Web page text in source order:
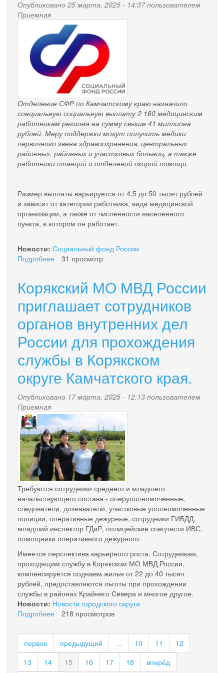
будущей
Опубликовано 25 марта, 2025 - 14:37 пользователем
Приемная
pensionnyy_fond.png
Отделение СФР по Камчатскому краю назначило
специальную социальную выплату 2 160 медицинским
работникам региона на сумму свыше 41 миллиона
рублей. Меру поддержки могут получить медики
первичного звена здравоохранения, центральных
районных, районных и участковых больниц, а также
работники станций и отделений скорой помощи.
Размер выплаты варьируется от 4,5 до 50 тысяч рублей
и зависит от категории работника, вида медицинской
организации, а также от численности населенного
пункта, в котором он работает.
Новости: Социальный фонд России
Подробнее
2025
более
100
медиков
получили
специальную
социальную
выплату
Отделения
по
Камчатскому
краю
31 просмотр
Корякский МО МВД России
приглашает сотрудников
органов внутренних дел
России для прохождения
службы в Корякском
округе Камчатского края.
Опубликовано 17 марта, 2025 - 12:13 пользователем
Приемная
photo_2025-
03-
12_10-
00-
44.jpg
Требуются сотрудники среднего и младшего
начальствующего состава - оперуполномоченные,
следователи, дознаватели, участковые уполномоченные
полиции, оперативные дежурные, сотрудники ГИБДД,
младший инспектор ГДиР, полицейские спецчасти ИВС,
помощники оперативного дежурного.
Имеется перспектива карьерного роста. Сотрудникам,
проходящим службу в Корякском МО МВД России,
компенсируется поднаем жилья от 22 до 40 тысяч
рублей, предоставляются льготы при прохождении
службы в районах Крайнего Севера и многое другое.
Новости: Новости городского округа
Подробнее
МО
МВД
России
приглашает
218 просмотров
первое предыдущий … 10 11
12
13
14 15 16 17 18
вперёд